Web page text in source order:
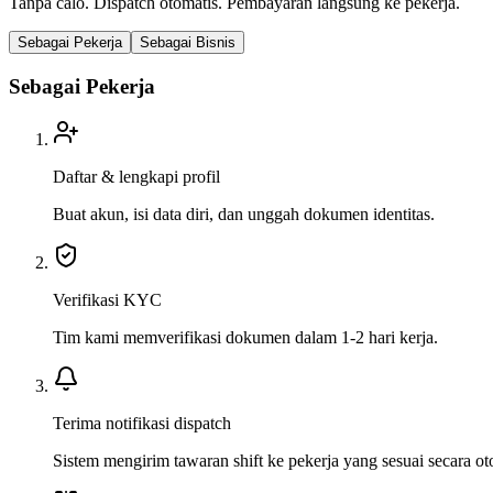
Sebagai Pekerja Sebagai Bisnis
Sebagai Pekerja
Daftar & lengkapi profil
Buat akun, isi data diri, dan unggah dokumen identitas.
Verifikasi KYC
Tim kami memverifikasi dokumen dalam 1-2 hari kerja.
Terima notifikasi dispatch
Sistem mengirim tawaran shift ke pekerja yang sesuai secara